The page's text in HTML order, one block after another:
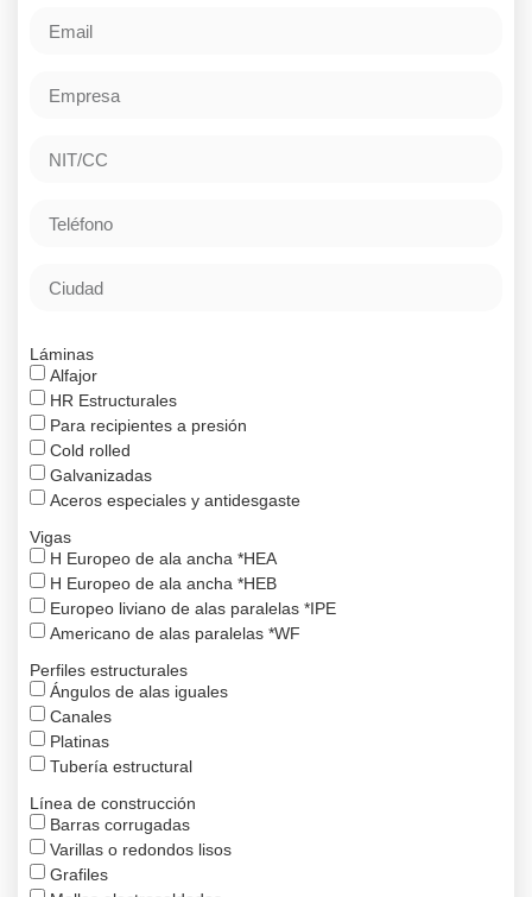
Láminas
Alfajor
HR Estructurales
Para recipientes a presión
Cold rolled
Galvanizadas
Aceros especiales y antidesgaste
Vigas
H Europeo de ala ancha *HEA
H Europeo de ala ancha *HEB
Europeo liviano de alas paralelas *IPE
Americano de alas paralelas *WF
Perfiles estructurales
Ángulos de alas iguales
Canales
Platinas
Tubería estructural
Línea de construcción
Barras corrugadas
Varillas o redondos lisos
Grafiles